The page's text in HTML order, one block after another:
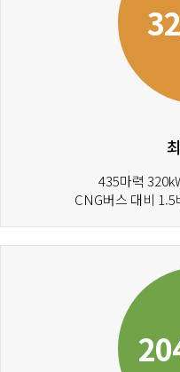
435마력
CNG버스 대비